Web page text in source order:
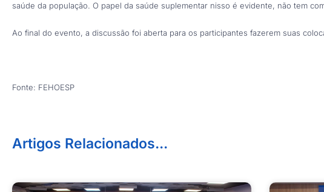
saúde da população. O papel da saúde suplementar nisso é evidente, não tem
Ao final do evento, a discussão foi aberta para os participantes fazerem suas
Fonte: FEHOESP
Artigos Relacionados...